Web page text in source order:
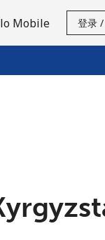
Mobile 登录 /